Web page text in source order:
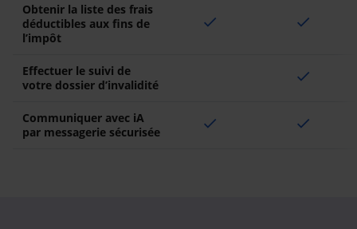
Obtenir la liste des frais
déductibles aux fins de
l’impôt
check check
Effectuer le suivi de
votre dossier d’invalidité
check
Communiquer avec iA
par messagerie sécurisée
check check